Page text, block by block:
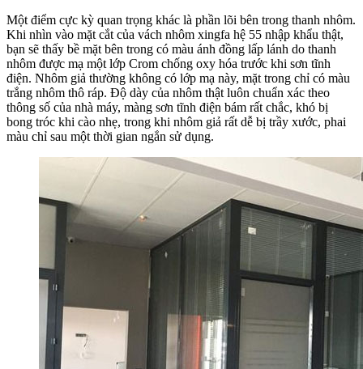
Một điểm cực kỳ quan trọng khác là phần lõi bên trong thanh nhôm.
Khi nhìn vào mặt cắt của vách nhôm xingfa hệ 55 nhập khẩu thật,
bạn sẽ thấy bề mặt bên trong có màu ánh đồng lấp lánh do thanh
nhôm được mạ một lớp Crom chống oxy hóa trước khi sơn tĩnh
điện. Nhôm giả thường không có lớp mạ này, mặt trong chỉ có màu
trắng nhôm thô ráp. Độ dày của nhôm thật luôn chuẩn xác theo
thông số của nhà máy, màng sơn tĩnh điện bám rất chắc, khó bị
bong tróc khi cào nhẹ, trong khi nhôm giả rất dễ bị trầy xước, phai
màu chỉ sau một thời gian ngắn sử dụng.